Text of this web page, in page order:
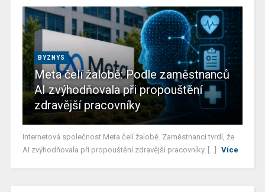
BYZNYS
Meta čelí žalobě: Podle zaměstnanců
AI zvýhodňovala při propouštění
zdravější pracovníky
Internetová společnost Meta čelí žalobě. Zaměstnanci tvrdí, že
AI zvýhodňovala při propouštění zdravější pracovníky. [...]
Více